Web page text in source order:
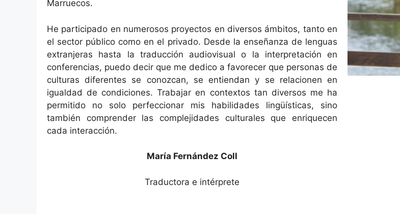
Marruecos.
He participado en numerosos proyectos en diversos ámbitos, tanto en
el sector público como en el privado. Desde la enseñanza de lenguas
extranjeras hasta la traducción audiovisual o la interpretación en
conferencias, puedo decir que me dedico a favorecer que personas de
culturas diferentes se conozcan, se entiendan y se relacionen en
igualdad de condiciones. Trabajar en contextos tan diversos me ha
permitido no solo perfeccionar mis habilidades lingüísticas, sino
también comprender las complejidades culturales que enriquecen
cada interacción.
María Fernández Coll
Traductora e intérprete